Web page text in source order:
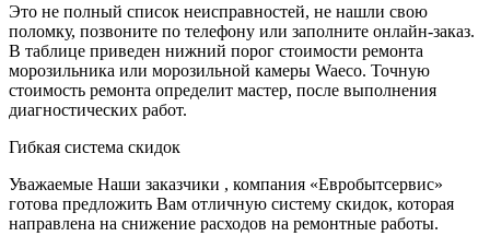
Это не полный список неисправностей, не нашли свою
поломку, позвоните по телефону или заполните онлайн-заказ.
В таблице приведен нижний порог стоимости ремонта
морозильника или морозильной камеры Waeco. Точную
стоимость ремонта определит мастер, после выполнения
диагностических работ.
Гибкая система скидок
Уважаемые Наши заказчики , компания «Евробытсервис»
готова предложить Вам отличную систему скидок, которая
направлена на снижение расходов на ремонтные работы.